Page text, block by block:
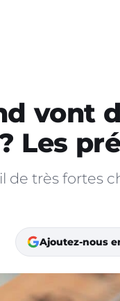
vont
Les
très fortes
Ajoutez-nous